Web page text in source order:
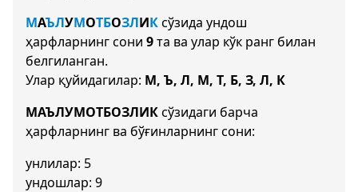
МАЪЛУМОТБОЗЛИКсўзида ундош
ҳарфларнинг сони 9та ва улар кўк ранг билан
белгиланган.
Улар қуйидагилар: М, Ъ, Л, М, Т, Б, З, Л, К
МАЪЛУМОТБОЗЛИКсўзидаги барча
ҳарфларнинг ва бўғинларнинг сони:
унлилар: 5
ундошлар: 9